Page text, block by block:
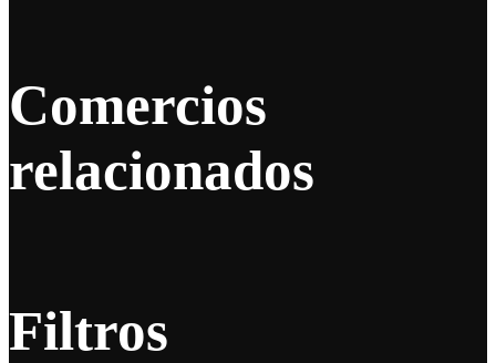
Comercios
relacionados
Filtros